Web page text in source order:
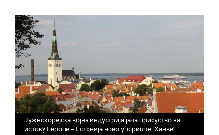
Јужнокорејска војна индустрија јача присуство на
истоку Европе – Естонија ново упориште "Ханве"